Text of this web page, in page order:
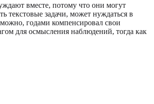
вместе, потому что они могут
текстовые задачи, может нуждаться в
годами компенсировал свои
для осмысления наблюдений, тогда как